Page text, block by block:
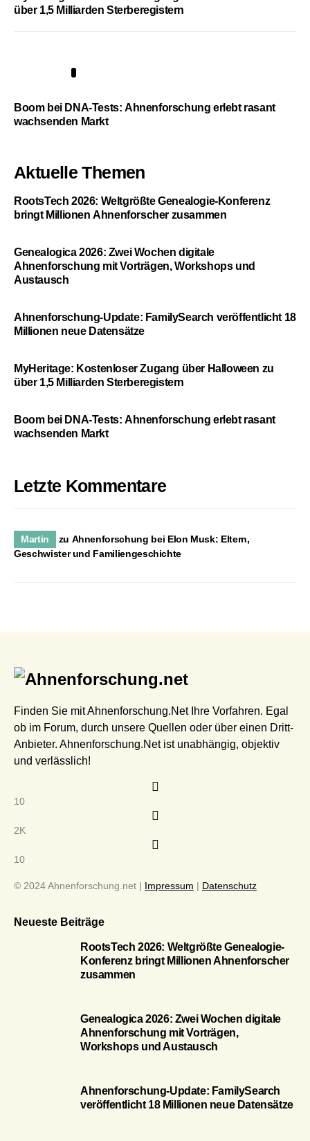
über 1,5 Milliarden Sterberegistern
Boom bei DNA-Tests: Ahnenforschung erlebt rasant
wachsenden Markt
Aktuelle Themen
RootsTech 2026: Weltgrößte Genealogie-Konferenz
bringt Millionen Ahnenforscher zusammen
Genealogica 2026: Zwei Wochen digitale
Ahnenforschung mit Vorträgen, Workshops und
Austausch
Ahnenforschung-Update: FamilySearch veröffentlicht 18
Millionen neue Datensätze
MyHeritage: Kostenloser Zugang über Halloween zu
über 1,5 Milliarden Sterberegistern
Boom bei DNA-Tests: Ahnenforschung erlebt rasant
wachsenden Markt
Letzte Kommentare
Martin zu Ahnenforschung bei Elon Musk: Eltern,
Geschwister und Familiengeschichte
Finden Sie mit Ahnenforschung.Net Ihre Vorfahren. Egal
ob im Forum, durch unsere Quellen oder über einen Dritt-
Anbieter. Ahnenforschung.Net ist unabhängig, objektiv
und verlässlich!
10
2K
10
© 2024 Ahnenforschung.net | Impressum | Datenschutz
Neueste Beiträge
RootsTech 2026: Weltgrößte Genealogie-
Konferenz bringt Millionen Ahnenforscher
zusammen
Genealogica 2026: Zwei Wochen digitale
Ahnenforschung mit Vorträgen,
Workshops und Austausch
Ahnenforschung-Update: FamilySearch
veröffentlicht 18 Millionen neue Datensätze